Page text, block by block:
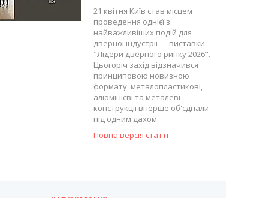
21 квітня Київ став місцем
проведення однієї з
найважливіших подій для
дверної індустрії — виставки
"Лідери дверного ринку 2026".
Цьогоріч захід відзначився
принциповою новизною
формату: металопластикові,
алюмінієві та металеві
конструкції вперше об'єднали
під одним дахом.
Повна версія статті